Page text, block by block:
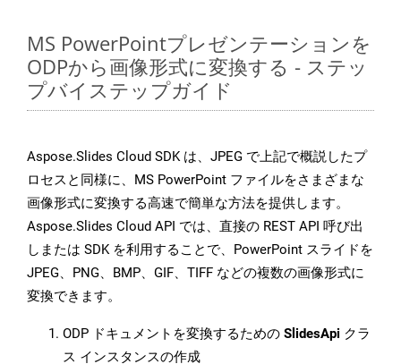
MS PowerPointプレゼンテーションを
ODPから画像形式に変換する - ステッ
プバイステップガイド
Aspose.Slides Cloud SDK は、JPEG で上記で概説したプ
ロセスと同様に、MS PowerPoint ファイルをさまざまな
画像形式に変換する高速で簡単な方法を提供します。
Aspose.Slides Cloud API では、直接の REST API 呼び出
しまたは SDK を利用することで、PowerPoint スライドを
JPEG、PNG、BMP、GIF、TIFF などの複数の画像形式に
変換できます。
ODP ドキュメントを変換するための SlidesApi クラ
ス インスタンスの作成